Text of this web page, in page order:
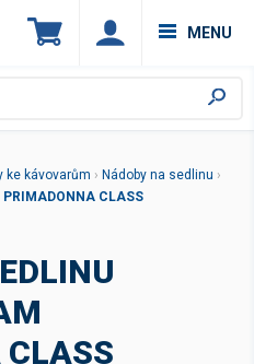
MENU
ke kávovarům › Nádoby na sedlinu ›
CLASS